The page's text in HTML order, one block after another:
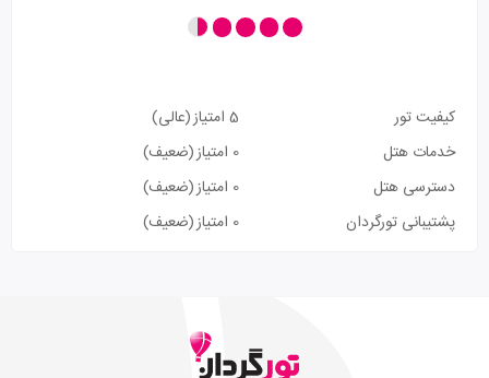
کیفیت تور 5 امتیاز
(عالی)
خدمات هتل
0 امتیاز
(ضعیف)
دسترسی هتل
0 امتیاز
(ضعیف)
پشتیبانی تورگردان
0 امتیاز (ضعیف)